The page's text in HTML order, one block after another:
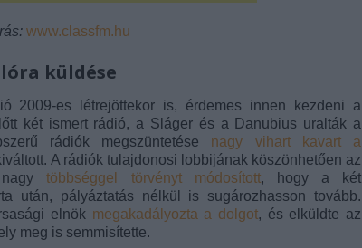
www.classfm.hu
küldése
2009-es létrejöttekor is, érdemes innen kezdeni a
két ismert rádió, a Sláger és a Danubius uralták a
rádiók megszüntetése nagy vihart kavart a
A rádiók tulajdonosi lobbijának köszönhetően az
nagytöbbséggel törvényt módosított, hogy a két
után, pályáztatás nélkül is sugározhasson tovább.
elnök megakadályozta a dolgot, és elküldte az
meg is semmisítette.